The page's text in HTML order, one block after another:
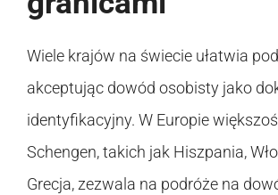
Wiele krajów na świecie ułatwia
akceptując dowód osobisty jako
identyfikacyjny. W Europie
Schengen, takich jak Hiszpania,
Grecja, zezwala na podróże na